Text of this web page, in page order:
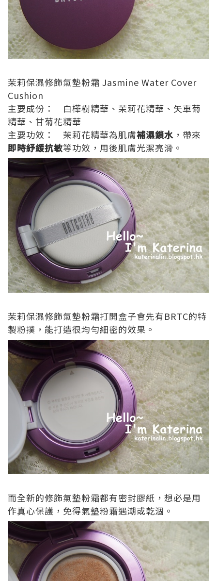
茉莉保濕修飾氣墊粉霜 Jasmine Water Cover
Cushion
主要成份： 白樺樹精華、茉莉花精華、矢車菊
精華、甘菊花精華
主要功效： 茉莉花精華為肌膚補濕鎖水 ，帶來
即時紓緩抗敏等功效，用後肌膚光潔亮滑。
茉莉保濕修飾氣墊粉霜打開盒子會先有BRTC的特
製粉撲，能打造很均勻細密的效果。
而全新的修飾氣墊粉霜都有密封膠紙，想必是用
作真心保護，免得氣墊粉霜遇潮或乾涸。